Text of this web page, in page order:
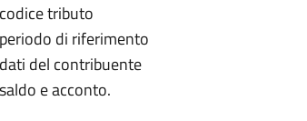
codice tributo
periodo di riferimento
dati del contribuente
saldo e acconto.